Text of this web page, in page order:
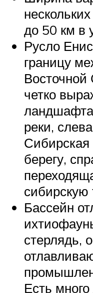
до 50 км в
Русло
границу
четко
реки,
Сибирская
берегу,
сибирскую
Бассейн
стерлядь,
Есть